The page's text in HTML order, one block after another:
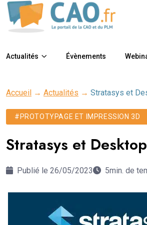
Actualités Évènements
Accueil → Actualités → Stratasys et
#PROTOTYPAGE ET IMPRESSION 3D
Stratasys et
Publié le 26/05/2023 5min. de